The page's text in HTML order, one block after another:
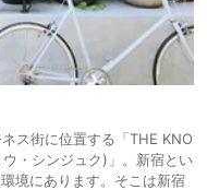
ス街に位置する「THE KNO
・シンジュク)」。新宿とい
境にあります。そこは新宿